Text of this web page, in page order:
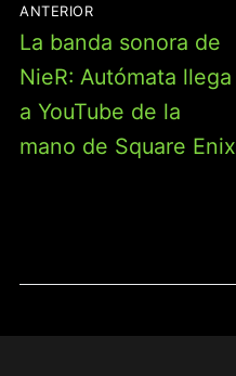
DE
ENTRADAS
ANTERIOR
Entrada
anterior:
La banda sonora de
NieR: Autómata llega
a YouTube de la
mano de Square Enix